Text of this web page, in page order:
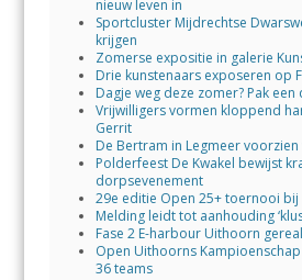
nieuw leven in
Sportcluster Mijdrechtse
krijgen
Zomerse expositie in galerie
Drie kunstenaars exposeren op
Dagje weg deze zomer? Pak een
Vrijwilligers vormen kloppend
Gerrit
De Bertram in Legmeer voorzien
Polderfeest De Kwakel bewijst
dorpsevenement
29e editie Open 25+ toernooi bij
Melding leidt tot aanhouding
Fase 2 E-harbour Uithoorn
Open Uithoorns
36 teams